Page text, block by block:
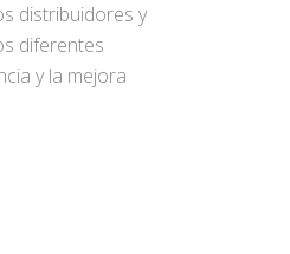
distribuidores y
diferentes
y la mejora